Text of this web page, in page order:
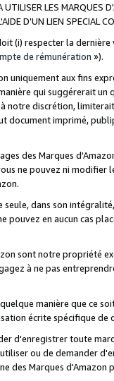
LES MARQUES
D'UN LIEN SPECIAL
(i) respecter la
de rémunération »).
uniquement aux fins
qui suggérerait
notre discrétion,
document imprimé,
des Marques
ne pouvez ni
dans son
pouvez en aucun cas
sont notre propriété
à ne pas
manière que ce
écrite spécifique de
d'enregistrer toute
ou de demander
des Marques